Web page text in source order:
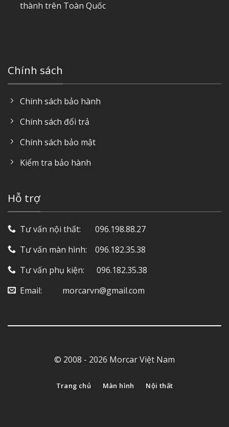
thành trên Toàn Quốc
Chính sách
Chính sách bảo hành
Chính sách đổi trả
Chính sách bảo mật
Kiểm tra bảo hành
Hỗ trợ
Tư vấn nội thất: ‎ ‎ ‎ ‎ ‎ ‎ 096.198.88.27
Tư vấn màn hình: ‎ ‎ ‎ 096.182.35.38
Tư vấn phụ kiện: ‎ ‎ ‎ ‎‎ ‎ 096.182.35.38
Email: ‎ ‎ ‎ ‎ ‎ ‎ ‎ ‎ ‎ morcarvn@gmail.com
© 2008 - 2026 Morcar Việt Nam
Trang chủ Màn hình Nội thất